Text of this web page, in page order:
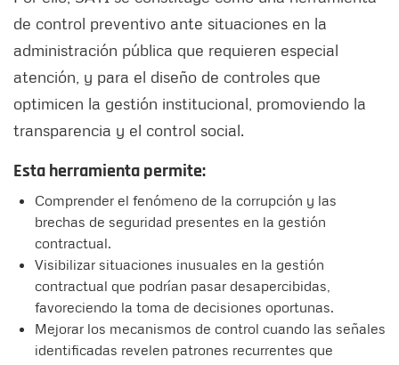
de control preventivo ante situaciones en la
administración pública que requieren especial
atención, y para el diseño de controles que
optimicen la gestión institucional, promoviendo la
transparencia y el control social.
Esta herramienta permite:
Comprender el fenómeno de la corrupción y las
brechas de seguridad presentes en la gestión
contractual.
Visibilizar situaciones inusuales en la gestión
contractual que podrían pasar desapercibidas,
favoreciendo la toma de decisiones oportunas.
Mejorar los mecanismos de control cuando las señales
identificadas revelen patrones recurrentes que